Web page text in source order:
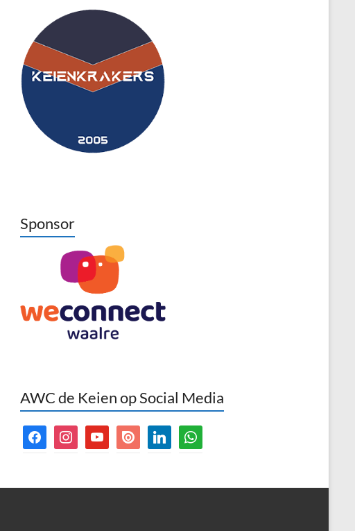
Sponsor
AWC de Keien op Social Media
facebookinstagramyoutubeissuu linkedinwhatsapp